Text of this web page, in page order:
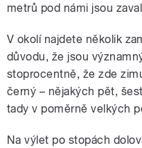
metrů pod námi jsou
V okolí najdete několik
důvodu, že jsou
stoprocentně, že zde
černý – nějakých pět,
tady v poměrně velkých
Na výlet po stopách